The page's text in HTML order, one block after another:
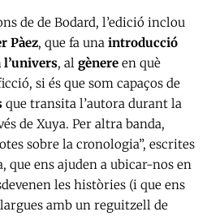
de de Bodard, l’edició inclou
Pàez, que fa una introducció
l’univers, al gènere en què
si és que som capaços de
que transita l’autora durant la
de Xuya. Per altra banda,
sobre la cronologia”, escrites
que ens ajuden a ubicar-nos en
les històries (i que ens
amb un reguitzell de